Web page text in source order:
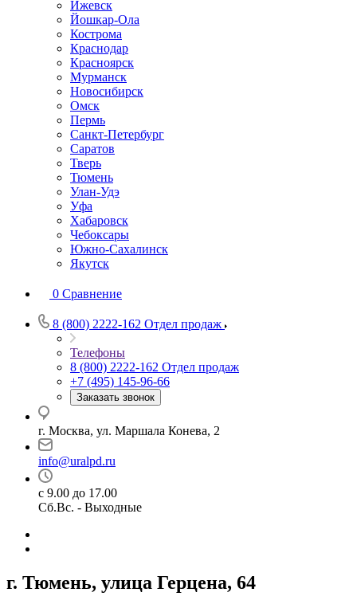
Ижевск
Йошкар-Ола
Кострома
Краснодар
Красноярск
Мурманск
Новосибирск
Омск
Пермь
Санкт-Петербург
Саратов
Тверь
Тюмень
Улан-Удэ
Уфа
Хабаровск
Чебоксары
Южно-Сахалинск
Якутск
0 Сравнение
8 (800) 2222-162 Отдел продаж
Телефоны
8 (800) 2222-162 Отдел продаж
+7 (495) 145-96-66
Заказать звонок
г. Москва, ул. Маршала Конева, 2
info@uralpd.ru
с 9.00 до 17.00
Сб.Вс. - Выходные
г. Тюмень, улица Герцена, 64